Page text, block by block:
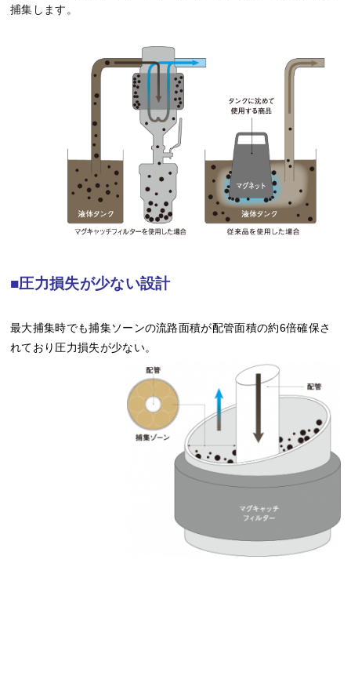
捕集します。
■圧力損失が少ない設計
最大捕集時でも捕集ソーンの流路面積が配管面積の約6倍確保さ
れており圧力損失が少ない。